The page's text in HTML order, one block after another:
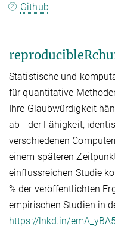
Github
Statistische und
für quantitative
Ihre Glaubwürdigkeit
ab - der Fähigkeit,
verschiedenen
einem späteren
einflussreichen Studie
% der veröffentlichten
empirischen Studien in
https://lnkd.in/